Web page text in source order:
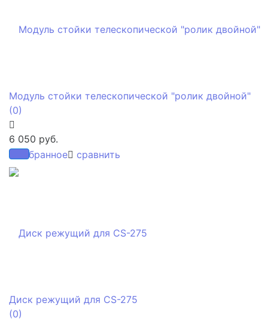
избранное сравнить
Модуль стойки телескопической "ролик двойной"
(0)
6 050 руб.
Диск режущий для CS-275
(0)